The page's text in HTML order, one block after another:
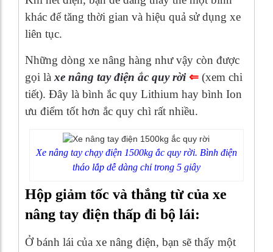
khác để tăng thời gian và hiệu quả sử dụng xe
liên tục.
Những dòng xe nâng hàng như vậy còn được
gọi là xe nâng tay điện ắc quy rời⇐ (xem chi
tiết). Đây là bình ắc quy Lithium hay bình Ion
ưu điểm tốt hơn ắc quy chì rất nhiều.
Xe nâng tay chạy điện 1500kg ắc quy rời. Bình điện
tháo lắp dễ dàng chỉ trong 5 giây
Hộp giảm tốc và thắng từ của xe
nâng tay điện thấp đi bộ lái:
Ở bánh lái của xe nâng điện, bạn sẽ thấy một